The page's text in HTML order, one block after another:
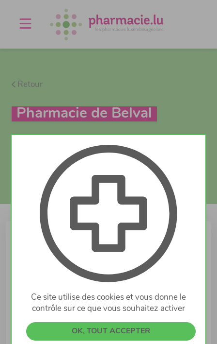
Retour
Pharmacie de Belval
Actuellement fermé
Agenda
À propos
avenue du Blues 9
Horaires d'ouverture
Lundi: 08:30-18:30
Mardi: 08:30-18:30
Ce site utilise des cookies et vous donne le
contrôle sur ce que vous souhaitez activer
OK, TOUT ACCEPTER